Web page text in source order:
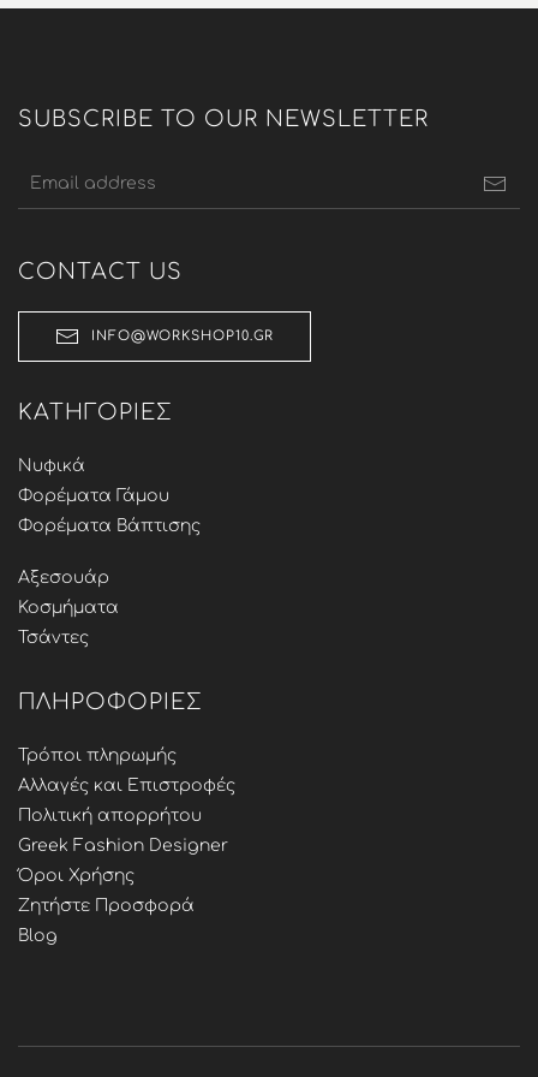
SUBSCRIBE TO OUR NEWSLETTER
CONTACT US
INFO@WORKSHOP10.GR
ΚΑΤΗΓΟΡΊΕΣ
Νυφικά
Φορέματα Γάμου
Φορέματα Βάπτισης
Αξεσουάρ
Κοσμήματα
Τσάντες
ΠΛΗΡΟΦΟΡΊΕΣ
Τρόποι πληρωμής
Αλλαγές και Επιστροφές
Πολιτική απορρήτου
Greek Fashion Designer
Όροι Χρήσης
Ζητήστε Προσφορά
Blog